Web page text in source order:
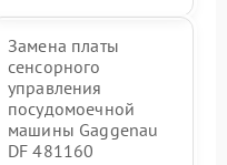
Замена платы
сенсорного
управления
посудомоечной
машины Gaggenau
DF 481160